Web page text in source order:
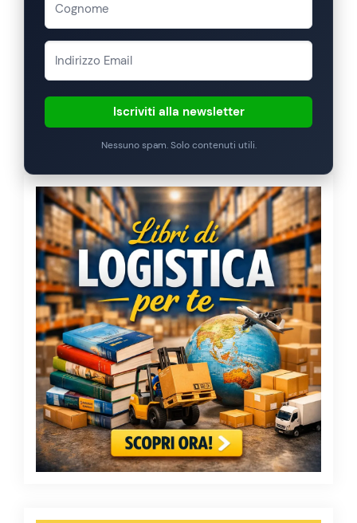
Iscriviti alla newsletter
Nessuno spam. Solo contenuti utili.